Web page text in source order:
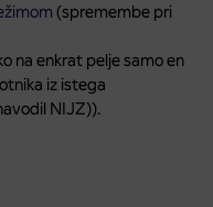
(spremembe pri
na enkrat pelje samo en
iz istega
NIJZ)).